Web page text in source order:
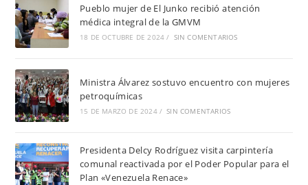
Pueblo mujer de El Junko recibió atención
médica integral de la GMVM
18 DE OCTUBRE DE 2024 / SIN COMENTARIOS
Ministra Álvarez sostuvo encuentro con mujeres
petroquímicas
15 DE MARZO DE 2024 / SIN COMENTARIOS
Presidenta Delcy Rodríguez visita carpintería
comunal reactivada por el Poder Popular para el
Plan «Venezuela Renace»